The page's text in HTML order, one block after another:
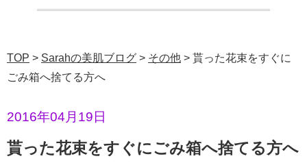
TOP > Sarahの美肌ブログ > その他 > 貰った花束をすぐに
ごみ箱へ捨てる方へ
2016年04月19日
貰った花束をすぐにごみ箱へ捨てる方へ